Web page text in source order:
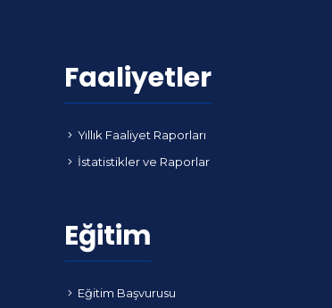
Faaliyetler
Yıllık Faaliyet Raporları
İstatistikler ve Raporlar
Eğitim
Eğitim Başvurusu